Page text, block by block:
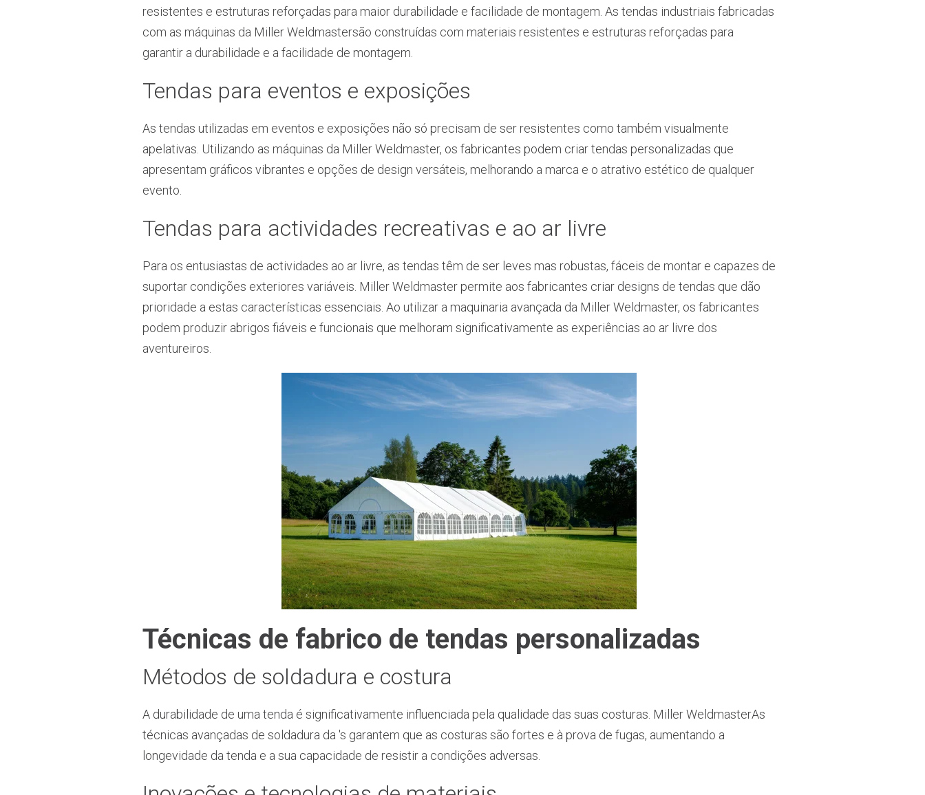
resistentes e estruturas reforçadas para maior durabilidade e facilidade de montagem. As tendas industriais fabricadas
com as máquinas da Miller Weldmastersão construídas com materiais resistentes e estruturas reforçadas para
garantir a durabilidade e a facilidade de montagem.
Tendas para eventos e exposições
As tendas utilizadas em eventos e exposições não só precisam de ser resistentes como também visualmente
apelativas. Utilizando as máquinas da Miller Weldmaster, os fabricantes podem criar tendas personalizadas que
apresentam gráficos vibrantes e opções de design versáteis, melhorando a marca e o atrativo estético de qualquer
evento.
Tendas para actividades recreativas e ao ar livre
Para os entusiastas de actividades ao ar livre, as tendas têm de ser leves mas robustas, fáceis de montar e capazes de
suportar condições exteriores variáveis. Miller Weldmaster permite aos fabricantes criar designs de tendas que dão
prioridade a estas características essenciais. Ao utilizar a maquinaria avançada da Miller Weldmaster, os fabricantes
podem produzir abrigos fiáveis e funcionais que melhoram significativamente as experiências ao ar livre dos
aventureiros.
Técnicas de fabrico de tendas personalizadas
Métodos de soldadura e costura
A durabilidade de uma tenda é significativamente influenciada pela qualidade das suas costuras. Miller WeldmasterAs
técnicas avançadas de soldadura da 's garantem que as costuras são fortes e à prova de fugas, aumentando a
longevidade da tenda e a sua capacidade de resistir a condições adversas.